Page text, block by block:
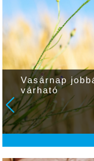
Egy kis
holnap! A
kezdődik!